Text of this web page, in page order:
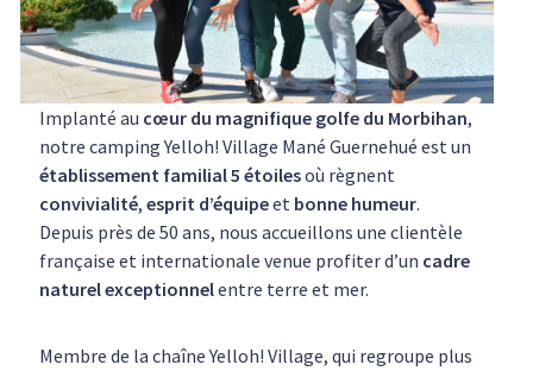
Implanté au cœur du magnifique golfe du Morbihan,
notre camping Yelloh! Village Mané Guernehué est un
établissement familial 5 étoilesoù règnent
convivialité, esprit d’équipeet bonne humeur.
Depuis près de 50 ans, nous accueillons une clientèle
française et internationale venue profiter d’un cadre
naturel exceptionnelentre terre et mer.
Membre de la chaîne Yelloh! Village, qui regroupe plus